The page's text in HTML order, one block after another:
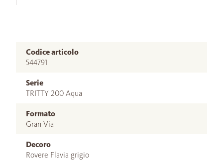
Codice articolo
544791
Serie
TRITTY 200 Aqua
Formato
Gran Via
Decoro
Rovere Flavia grigio